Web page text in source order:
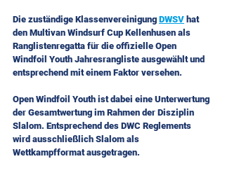
Die zuständige Klassenvereinigung DWSV hat
den Multivan Windsurf Cup Kellenhusen als
Ranglistenregatta für die offizielle Open
Windfoil Youth Jahresrangliste ausgewählt und
entsprechend mit einem Faktor versehen.
Open Windfoil Youth ist dabei eine Unterwertung
der Gesamtwertung im Rahmen der Disziplin
Slalom. Entsprechend des DWC Reglements
wird ausschließlich Slalom als
Wettkampfformat ausgetragen.